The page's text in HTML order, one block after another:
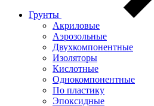
Грунты
Акриловые
Аэрозольные
Двухкомпонентные
Изоляторы
Кислотные
Однокомпонентные
По пластику
Эпоксидные